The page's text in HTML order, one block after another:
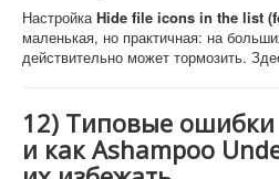
НастройкаHide file icons in the list
маленькая, но практичная: на
действительно может тормозить.
12) Типовые ошибки
и как Ashampoo